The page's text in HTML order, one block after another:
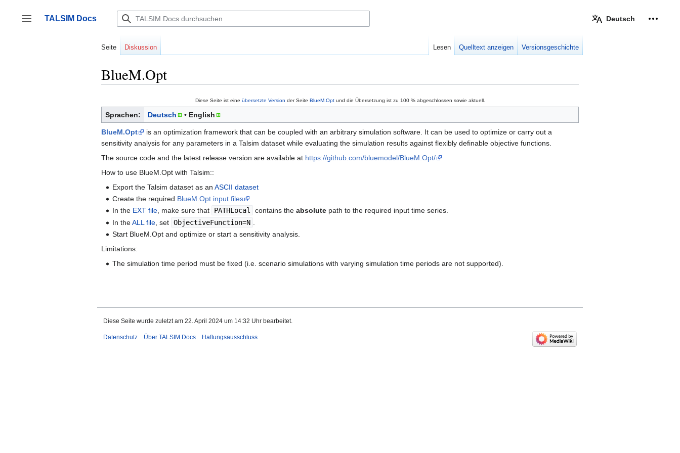
springen
Seitenleiste umschalten
TALSIM Docs Deutsch
Seite Diskussion Lesen Quelltext anzeigen Versionsgeschichte
BlueM.Opt
Diese Seite ist eine übersetzte Version der Seite BlueM.Optund die Übersetzung ist zu 100 % abgeschlossen sowie aktuell.
Sprachen: Deutsch English
BlueM.Opt
is an optimization framework that can be coupled with an arbitrary simulation software. It can be used to optimize or carry out a
sensitivity analysis for any parameters in a Talsim dataset while evaluating the simulation results against flexibly definable objective functions.
The source code and the latest release version are available at https://github.com/bluemodel/BlueM.Opt/
How to use BlueM.Opt with Talsim::
Export the Talsim dataset as anASCII dataset
Create the required BlueM.Opt input files
In the EXT file, make sure that PATHLocal contains theabsolute path to the required input time series.
In theALL file , set ObjectiveFunction=N
Start BlueM.Opt and optimize or start a sensitivity analysis.
Limitations:
The simulation time period must be fixed (i.e. scenario simulations with varying simulation time periods are not supported).
Diese Seite wurde zuletzt am 22. April 2024 um 14:32 Uhr bearbeitet.
Datenschutz Über TALSIM Docs Haftungsausschluss